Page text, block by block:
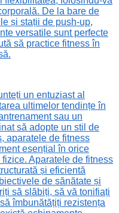
De la bare de
și stații de push-up,
versatile sunt perfecte
să practice fitness în
un entuziast al
ultimelor tendințe în
sau un
să adopte un stil de
aparatele de fitness
esențial în orice
Aparatele de fitness
și eficientă
de sănătate și
să slăbiți, să vă tonifiați
îmbunătățiți rezistența